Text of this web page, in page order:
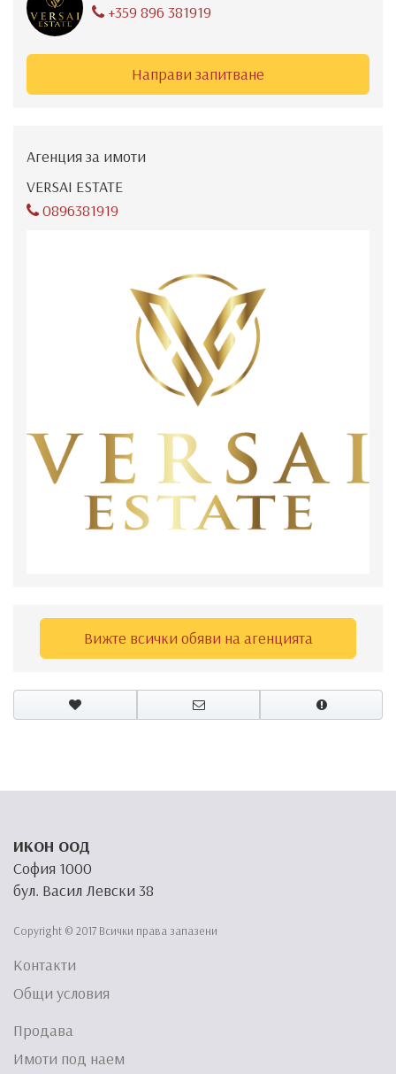
+359 896 381919
Направи запитване
Агенция за имоти
VERSAI ESTATE
0896381919
Вижте всички обяви на агенцията
ИКОН ООД
София 1000
бул. Васил Левски 38
Copyright © 2017 Всички права запазени
Контакти
Общи условия
Продава
Имоти под наем